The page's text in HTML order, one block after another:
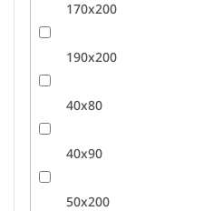
170x200
190x200
40x80
40x90
50x200